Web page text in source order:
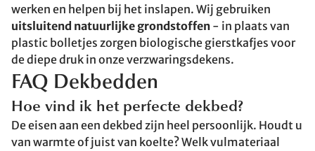
werken en helpen bij het inslapen. Wij gebruiken
uitsluitend natuurlijke grondstoffen - in plaats van
plastic bolletjes zorgen biologische gierstkafjes voor
de diepe druk in onze verzwaringsdekens.
FAQ Dekbedden
Hoe vind ik het perfecte dekbed?
De eisen aan een dekbed zijn heel persoonlijk. Houdt u
van warmte of juist van koelte? Welk vulmateriaal